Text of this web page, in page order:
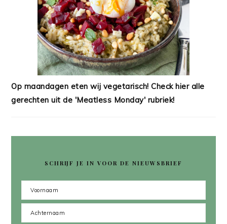
Op maandagen eten wij vegetarisch! Check hier alle
gerechten uit de 'Meatless Monday' rubriek!
SCHRIJF JE IN VOOR DE NIEUWSBRIEF